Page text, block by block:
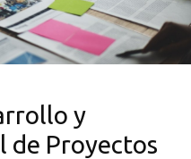
y
de Proyectos